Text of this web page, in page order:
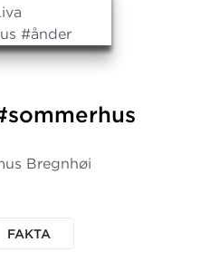
Bregnhøi
FAKTA